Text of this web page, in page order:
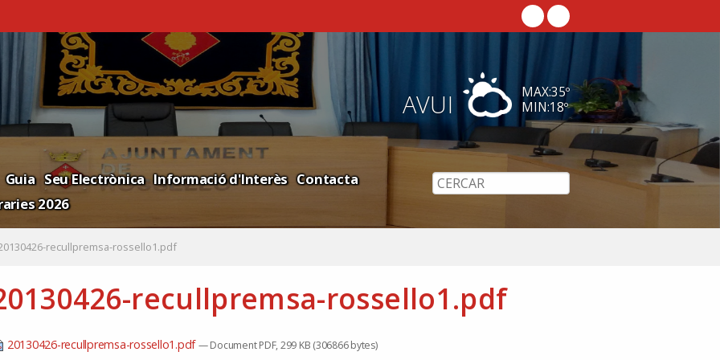
AVUI MAX:35º
MIN:18º
Guia Seu Electrònica Informació d'Interès Contacta
2026
recullpremsa-rossello1.pdf
recullpremsa-rossello1.pdf
20130426-recullpremsa-rossello1.pdf— Document PDF, 299 KB (306866 bytes)